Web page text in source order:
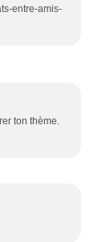
entre-amis-
ton thème.